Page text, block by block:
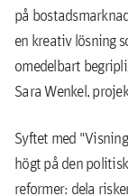
på
en kreativ lösning
omedelbart
Sara Wenkel,
Syftet med
högt på den
reformer: dela